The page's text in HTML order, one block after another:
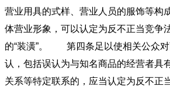
营业用具的式样、营业人员的服饰等构
体营业形象，可以认定为反不正当竞争
的“装潢”。 第四条足以使相关公众对
认，包括误认为与知名商品的经营者具
关系等特定联系的，应当认定为反不正